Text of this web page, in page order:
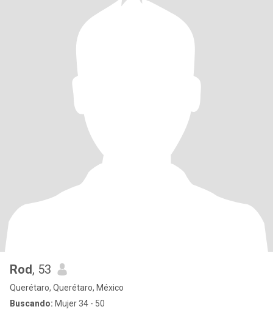
Rod, 53
Querétaro, Querétaro, México
Buscando: Mujer 34 - 50